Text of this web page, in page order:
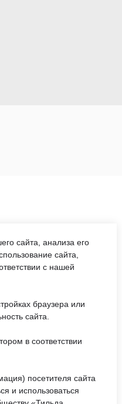
9:00 —
обед 12:00
сайта, анализа его
сайта,
с нашей
браузера или
сайта.
в соответствии
посетителя сайта
и использоваться